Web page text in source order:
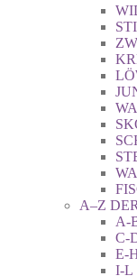
A–Z
A-
C-
E-
I-L